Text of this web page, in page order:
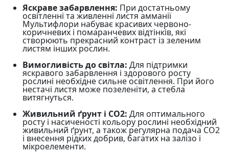
Яскраве забарвлення: При достатньому
освітленні та живленні листя амманії
Мультифлори набуває красивих червоно-
коричневих і помаранчевих відтінків, які
створюють прекрасний контраст із зеленим
листям інших рослин.
Вимогливість до світла: Для підтримки
яскравого забарвлення і здорового росту
рослині необхідне сильне освітлення. При його
нестачі листя може позеленіти, а стебла
витягнуться.
Живильний ґрунт і CO2: Для оптимального
росту і насиченості кольору рослині необхідний
живильний ґрунт, а також регулярна подача CO2
і внесення рідких добрив, багатих на залізо і
мікроелементи.